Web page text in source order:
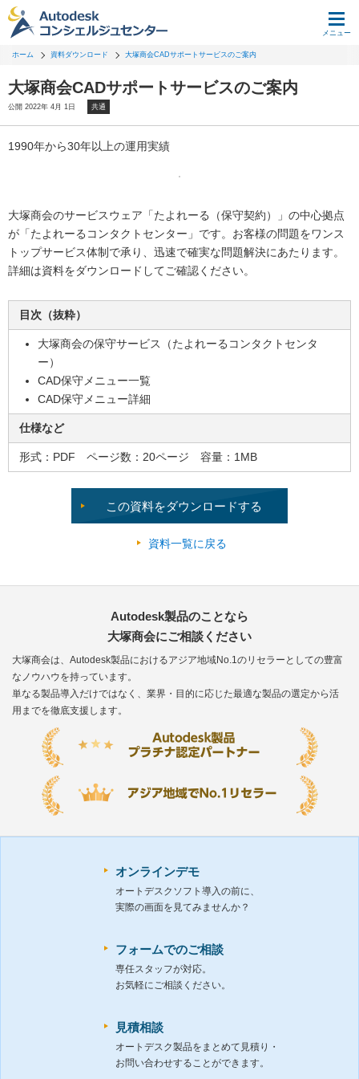
メニュー
ホーム 資料ダウンロード 大塚商会CADサポートサービスのご案内
大塚商会CADサポートサービスのご案内
公開 2022年 4月 1日 共通
1990年から30年以上の運用実績
大塚商会のサービスウェア「たよれーる（保守契約）」の中心拠点
が「たよれーるコンタクトセンター」です。お客様の問題をワンス
トップサービス体制で承り、迅速で確実な問題解決にあたります。
詳細は資料をダウンロードしてご確認ください。
目次（抜粋）
大塚商会の保守サービス（たよれーるコンタクトセンタ
ー）
CAD保守メニュー一覧
CAD保守メニュー詳細
仕様など
形式：PDF ページ数：20ページ 容量：1MB
この資料をダウンロードする
資料一覧に戻る
Autodesk製品のことなら
大塚商会にご相談ください
大塚商会は、Autodesk製品におけるアジア地域No.1のリセラーとしての豊富
なノウハウを持っています。
単なる製品導入だけではなく、業界・目的に応じた最適な製品の選定から活
用までを徹底支援します。
オンラインデモ
オートデスクソフト導入の前に、
実際の画面を見てみませんか？
フォームでのご相談
専任スタッフが対応。
お気軽にご相談ください。
見積相談
オートデスク製品をまとめて見積り・
お問い合わせすることができます。